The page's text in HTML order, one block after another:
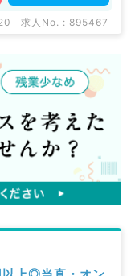
求人No. : 895467